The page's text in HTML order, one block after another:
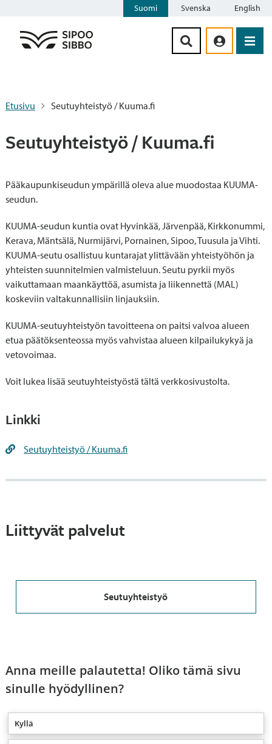
Suomi Svenska English
Etusivu Seutuyhteistyö / Kuuma.fi
Seutuyhteistyö / Kuuma.fi
Pääkaupunkiseudun ympärillä oleva alue muodostaa KUUMA-
seudun.
KUUMA-seudun kuntia ovat Hyvinkää, Järvenpää, Kirkkonummi,
Kerava, Mäntsälä, Nurmijärvi, Pornainen, Sipoo, Tuusula ja Vihti.
KUUMA-seutu osallistuu kuntarajat ylittävään yhteistyöhön ja
yhteisten suunnitelmien valmisteluun. Seutu pyrkii myös
vaikuttamaan maankäyttöä, asumista ja liikennettä (MAL)
koskeviin valtakunnallisiin linjauksiin.
KUUMA-seutuyhteistyön tavoitteena on paitsi valvoa alueen
etua päätöksenteossa myös vahvistaa alueen kilpailukykyä ja
vetovoimaa.
Voit lukea lisää seutuyhteistyöstä tältä verkkosivustolta.
Linkki
Seutuyhteistyö / Kuuma.fi
Liittyvät palvelut
Seutuyhteistyö
Anna meille palautetta! Oliko tämä sivu
sinulle hyödyllinen?
Kyllä